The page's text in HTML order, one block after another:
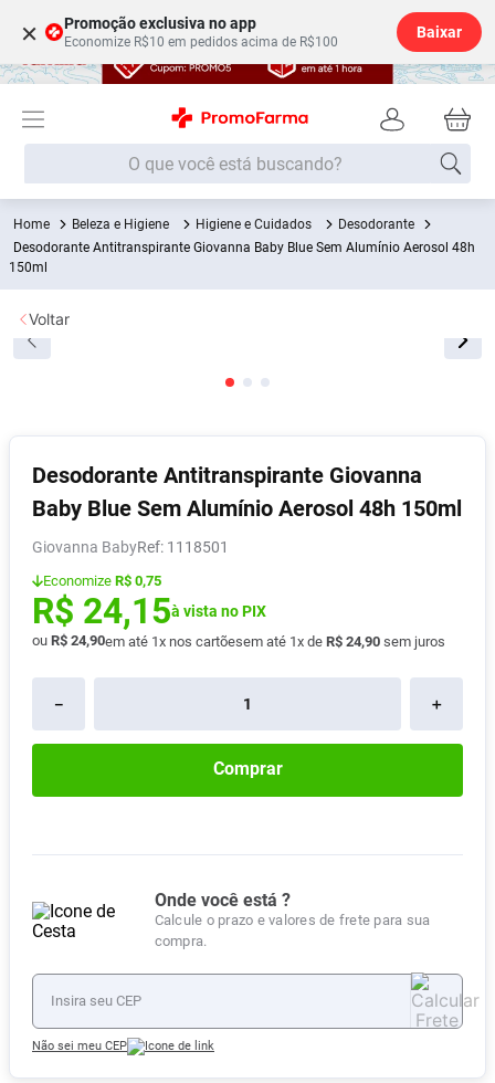
× Promoção exclusiva no app
Economize R$10 em pedidos acima de R$100
Baixar
O que você está buscando?
Beleza e Higiene Higiene e Cuidados
Desodorante
Desodorante Antitranspirante Giovanna Baby Blue Sem Alumínio Aerosol 48h
150ml
Desodorante Antitranspirante Giovanna
Baby Blue Sem Alumínio Aerosol 48h 150ml
Giovanna Baby : 1118501
Economize R$ 0,75
R$ 24,15à vista no PIX
ou R$ 24,90em até 1x nos cartõesem até 1x de R$ 24,90 sem juros
＋
－
Comprar
Onde você está ?
Calcule o prazo e valores de frete para sua
compra.
Não sei meu CEP
Voltar
Termos mais buscados
7º Desodorante
8º Absorvente
9º Vitamina D
10 Lavitan